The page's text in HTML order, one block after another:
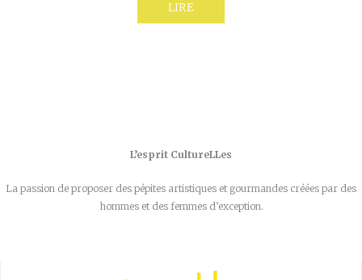
LIRE
L’esprit CultureLLes
La passion de proposer des pépites artistiques et gourmandes créées par des
hommes et des femmes d’exception.